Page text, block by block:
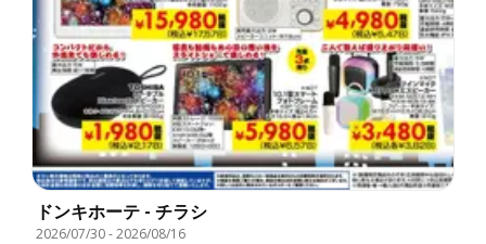
ドンキホーテ - チラシ
2026/07/30-2026/08/16